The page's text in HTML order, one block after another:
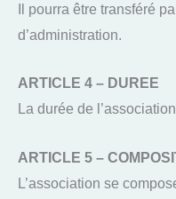
Il pourra être transféré
d’administration.
ARTICLE 4 – DUREE
La durée de
ARTICLE 5 –
L’association se